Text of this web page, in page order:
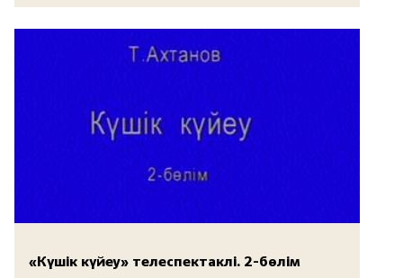
«Күшік күйеу» телеспектаклі. 2-бөлім